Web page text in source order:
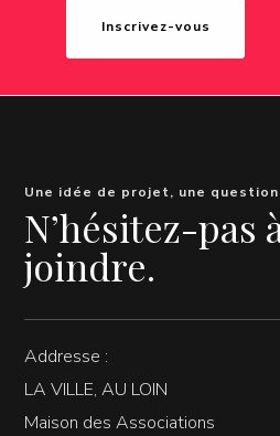
Inscrivez-vous
Une idée de projet, une question
N’hésitez-pas
joindre.
Addresse :
LA VILLE, AU LOIN
Maison des Associations